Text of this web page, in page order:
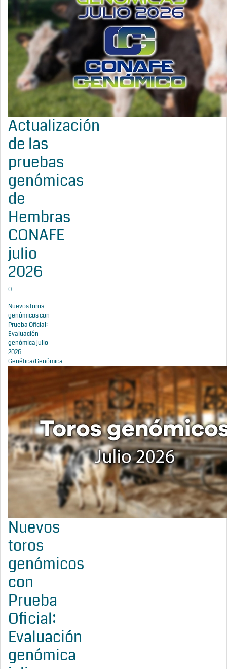
Actualización
de las
pruebas
genómicas
de
Hembras
CONAFE
julio
2026
0
Nuevos toros
genómicos con
Prueba Oficial:
Evaluación
genómica julio
2026
Genética/Genómica
Nuevos
toros
genómicos
con
Prueba
Oficial:
Evaluación
genómica